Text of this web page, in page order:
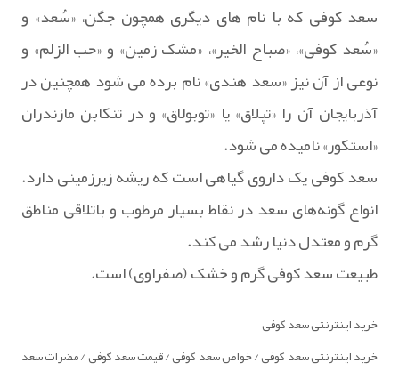
سعد کوفی که با نام های دیگری همچون جگن، «سُعد» و
«سُعد کوفی»، «صباح الخیر»، «مشک زمین» و «حب الزلم» و
نوعی از آن نیز «سعد هندی» نام برده می‌ شود همچنین در
آذربایجان آن را «تپلاق» یا «توبولاق» و در تنکابن مازندران
«استکور» نامیده می شود.
سعد کوفی یک داروی گیاهی است که ریشه زیرزمینی دارد.
انواع گونه‌های سعد در نقاط بسیار مرطوب و باتلاقی مناطق
گرم و معتدل دنیا رشد می کند.
طبیعت سعد کوفی گرم و خشک (صفراوی) است.
خرید اینترنتی سعد کوفی
خرید اینترنتی سعد کوفی / خواص سعد کوفی / قیمت سعد کوفی / مضرات سعد